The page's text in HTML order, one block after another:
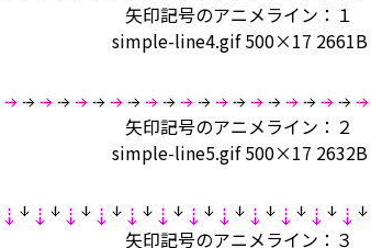
矢印記号のアニメライン：１
simple-line4.gif 500×17 2661B
矢印記号のアニメライン：２
simple-line5.gif 500×17 2632B
矢印記号のアニメライン：３